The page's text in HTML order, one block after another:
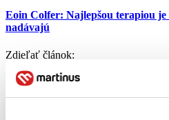
Eoin Colfer: Najlepšou terapiou je
nadávajú
Zdieľať článok:
Juraj Šlesar